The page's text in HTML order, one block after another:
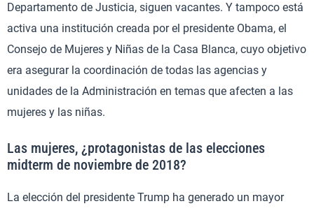
Departamento de Justicia, siguen vacantes. Y tampoco está
activa una institución creada por el presidente Obama, el
Consejo de Mujeres y Niñas de la Casa Blanca, cuyo objetivo
era asegurar la coordinación de todas las agencias y
unidades de la Administración en temas que afecten a las
mujeres y las niñas.
Las mujeres, ¿protagonistas de las elecciones
midterm de noviembre de 2018?
La elección del presidente Trump ha generado un mayor